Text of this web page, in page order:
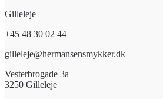
Gilleleje
+45 48 30 02 44
gilleleje@hermansensmykker.dk
Vesterbrogade 3a
3250 Gilleleje